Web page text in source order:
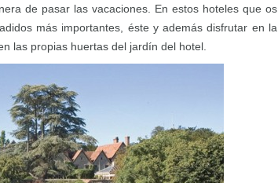
de pasar las vacaciones. En estos hoteles que os
más importantes, éste y además disfrutar en la
las propias huertas del jardín del hotel.